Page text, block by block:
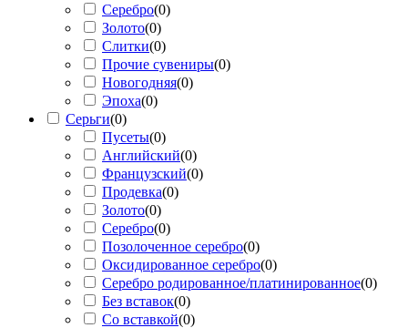
Серебро(0)
Золото(0)
Слитки(0)
Прочие сувениры(0)
Новогодняя(0)
Эпоха(0)
Серьги(0)
Пусеты(0)
Английский(0)
Французский(0)
Продевка(0)
Золото(0)
Серебро(0)
Позолоченное серебро(0)
Оксидированное серебро(0)
Серебро родированное/платинированное(0)
Без вставок(0)
Со вставкой(0)